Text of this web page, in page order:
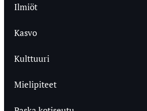
Ilmiöt
Kasvo
Kulttuuri
Mielipiteet